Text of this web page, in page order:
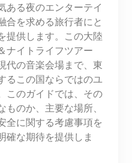
ある夜のエンターテイ
合を求める旅行者にと
提供します。この大陸
ナイトライフツアー
代の音楽会場まで、東
るこの国ならではのユ
このガイドでは、その
のか、主要な場所、
全に関する考慮事項を
確な期待を提供しま